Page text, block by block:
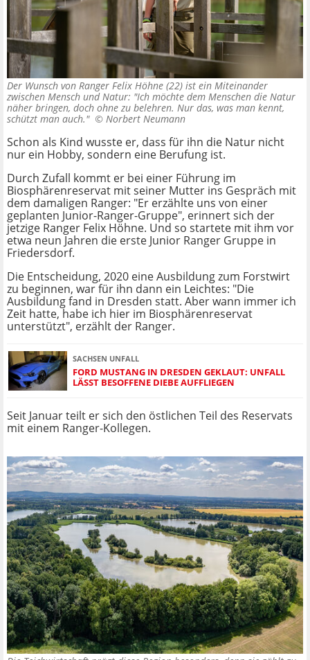
Der Wunsch von Ranger Felix Höhne (22) ist ein Miteinander
zwischen Mensch und Natur: "Ich möchte dem Menschen die Natur
näher bringen, doch ohne zu belehren. Nur das, was man kennt,
schützt man auch." © Norbert Neumann
Schon als Kind wusste er, dass für ihn die Natur nicht
nur ein Hobby, sondern eine Berufung ist.
Durch Zufall kommt er bei einer Führung im
Biosphärenreservat mit seiner Mutter ins Gespräch mit
dem damaligen Ranger: "Er erzählte uns von einer
geplanten Junior-Ranger-Gruppe", erinnert sich der
jetzige Ranger Felix Höhne. Und so startete mit ihm vor
etwa neun Jahren die erste Junior Ranger Gruppe in
Friedersdorf.
Die Entscheidung, 2020 eine Ausbildung zum Forstwirt
zu beginnen, war für ihn dann ein Leichtes: "Die
Ausbildung fand in Dresden statt. Aber wann immer ich
Zeit hatte, habe ich hier im Biosphärenreservat
unterstützt", erzählt der Ranger.
SACHSEN UNFALL
FORD MUSTANG IN DRESDEN GEKLAUT: UNFALL
LÄSST BESOFFENE DIEBE AUFFLIEGEN
Seit Januar teilt er sich den östlichen Teil des Reservats
mit einem Ranger-Kollegen.